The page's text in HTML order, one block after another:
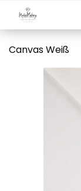
Canvas Weiß